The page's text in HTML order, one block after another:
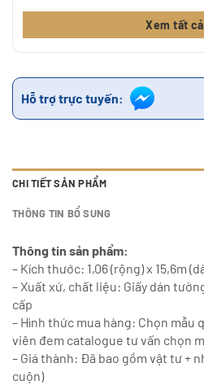
Xem tất
Hỗ trợ trực tuyến:
CHI TIẾT SẢN PHẨM
THÔNG TIN BỔ SUNG
Thông tin sản phẩm:
– Kích thước: 1,06 (rộng) x 15,6m
– Xuất xứ, chất liệu: Giấy dán
cấp
– Hình thức mua hàng: Chọn mẫu
viên đem catalogue tư vấn chọn
– Giá thành: Đã bao gồm vật tư +
cuộn)